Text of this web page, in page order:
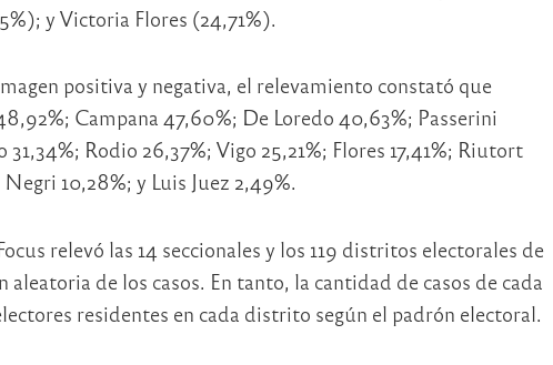
y Victoria Flores (24,71%).
positiva y negativa, el relevamiento constató que
Campana 47,60%; De Loredo 40,63%; Passerini
Rodio 26,37%; Vigo 25,21%; Flores 17,41%; Riutort
10,28%; y Luis Juez 2,49%.
relevó las 14 seccionales y los 119 distritos electorales de
de los casos. En tanto, la cantidad de casos de cada
residentes en cada distrito según el padrón electoral.